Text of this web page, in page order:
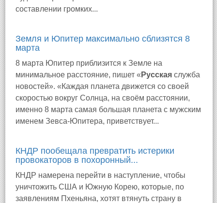
составлении громких...
Земля и Юпитер максимально сблизятся 8
марта
8 марта Юпитер приблизится к Земле на
минимальное расстояние, пишет « Русская служба
новостей». «Каждая планета движется со своей
скоростью вокруг Солнца, на своём расстоянии,
именно 8 марта самая большая планета с мужским
именем Зевса-Юпитера, приветствует...
КНДР пообещала превратить истерики
провокаторов в похоронный...
КНДР намерена перейти в наступление, чтобы
уничтожить США и Южную Корею, которые, по
заявлениям Пхеньяна, хотят втянуть страну в